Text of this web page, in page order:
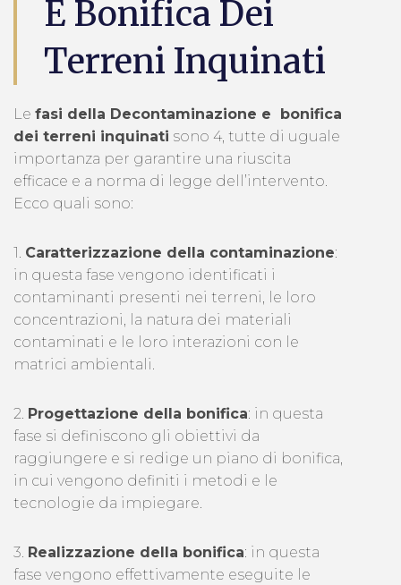
E Bonifica Dei
Terreni Inquinati
Le fasi della Decontaminazione e bonifica
dei terreni inquinati sono 4, tutte di uguale
importanza per garantire una riuscita
efficace e a norma di legge dell’intervento.
Ecco quali sono:
1. Caratterizzazione della contaminazione:
in questa fase vengono identificati i
contaminanti presenti nei terreni, le loro
concentrazioni, la natura dei materiali
contaminati e le loro interazioni con le
matrici ambientali.
2. Progettazione della bonifica: in questa
fase si definiscono gli obiettivi da
raggiungere e si redige un piano di bonifica,
in cui vengono definiti i metodi e le
tecnologie da impiegare.
3. Realizzazione della bonifica: in questa
fase vengono effettivamente eseguite le